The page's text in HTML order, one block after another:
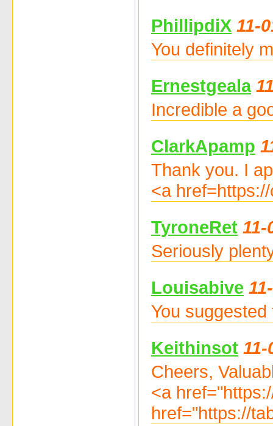
PhillipdiX 11-
You definitely
Ernestgeala
Incredible a
ClarkApamp
Thank you. I
<a
TyroneRet 11-
Seriously
Louisabive
You
Keithinsot 11-
Cheers,
<a
href="https://